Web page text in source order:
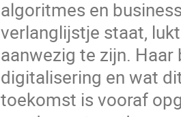
algoritmes en
verlanglijstje staat,
aanwezig te zijn.
digitalisering en wat
toekomst is vooraf